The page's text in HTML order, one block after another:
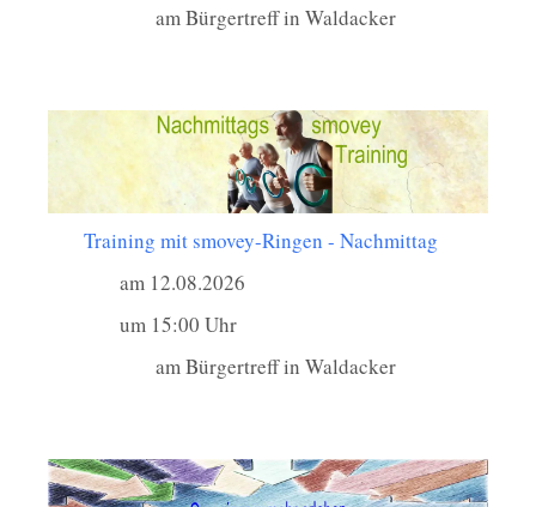
am Bürgertreff in Waldacker
Training mit smovey-Ringen - Nachmittag
am 12.08.2026
um 15:00 Uhr
am Bürgertreff in Waldacker